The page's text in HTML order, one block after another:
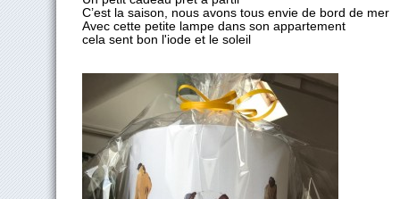
C’est la saison, nous avons tous envie de bord de mer
Avec cette petite lampe dans son appartement
cela sent bon l'iode et le soleil